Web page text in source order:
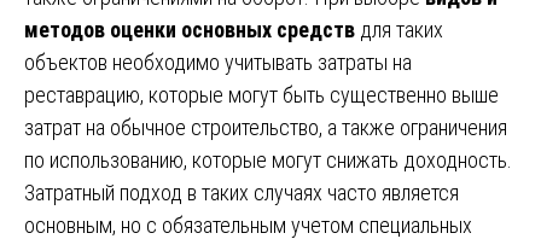
методов оценки основных средств для таких
объектов необходимо учитывать затраты на
реставрацию, которые могут быть существенно выше
затрат на обычное строительство, а также ограничения
по использованию, которые могут снижать доходность.
Затратный подход в таких случаях часто является
основным, но с обязательным учетом специальных